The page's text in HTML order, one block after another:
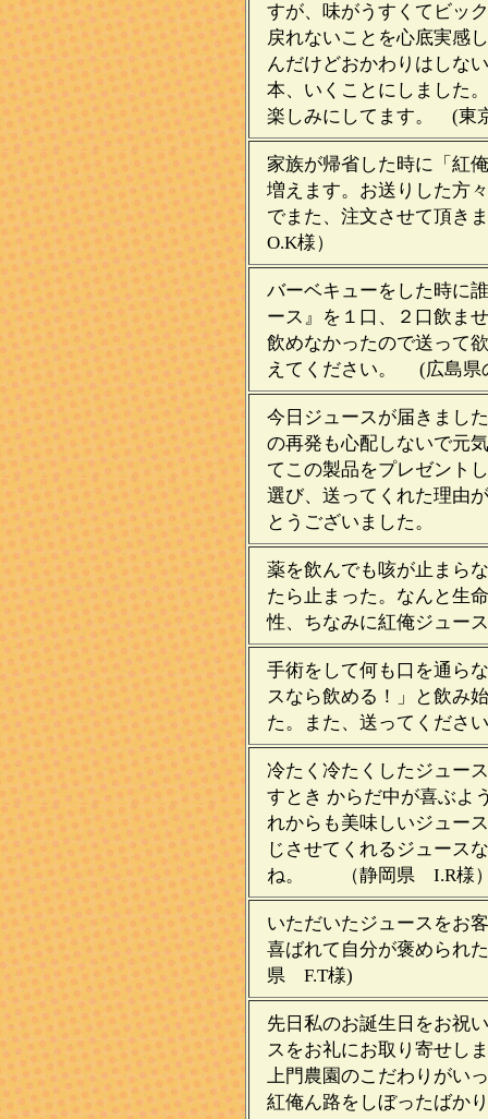
すが、味がうすくてビッ
戻れないことを心底実感
んだけどおかわりはしな
本、いくことにしました。
楽しみにしてます。 (東
家族が帰省した時に「紅
増えます。お送りした方
でまた、注文させて頂き
O.K様）
バーベキューをした時に
ース』を１口、２口飲ま
飲めなかったので送って
えてください。 (広島県
今日ジュースが届きまし
の再発も心配しないで元
てこの製品をプレゼント
選び、送ってくれた理由
とうございました。
薬を飲んでも咳が止まら
たら止まった。なんと生
性、ちなみに紅俺ジュー
手術をして何も口を通ら
スなら飲める！」と飲み
た。また、送ってく
冷たく冷たくしたジュー
すとき からだ中が喜ぶ
れからも美味しいジュー
じさせてくれるジュース
ね。 （静岡県 I.R様
いただいたジュースをお
喜ばれて自分が褒めら
県 F.T様)
先日私のお誕生日をお祝
スをお礼にお取り寄せし
上門農園のこだわりがい
紅俺ん路をしぼったばか